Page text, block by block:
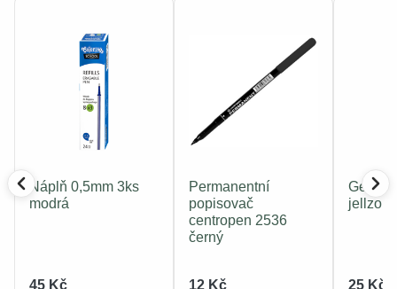
Náplň 0,5mm 3ks
modrá
45 Kč
Permanentní
popisovač
centropen 2536
černý
12 Kč
Gelové
25 Kč